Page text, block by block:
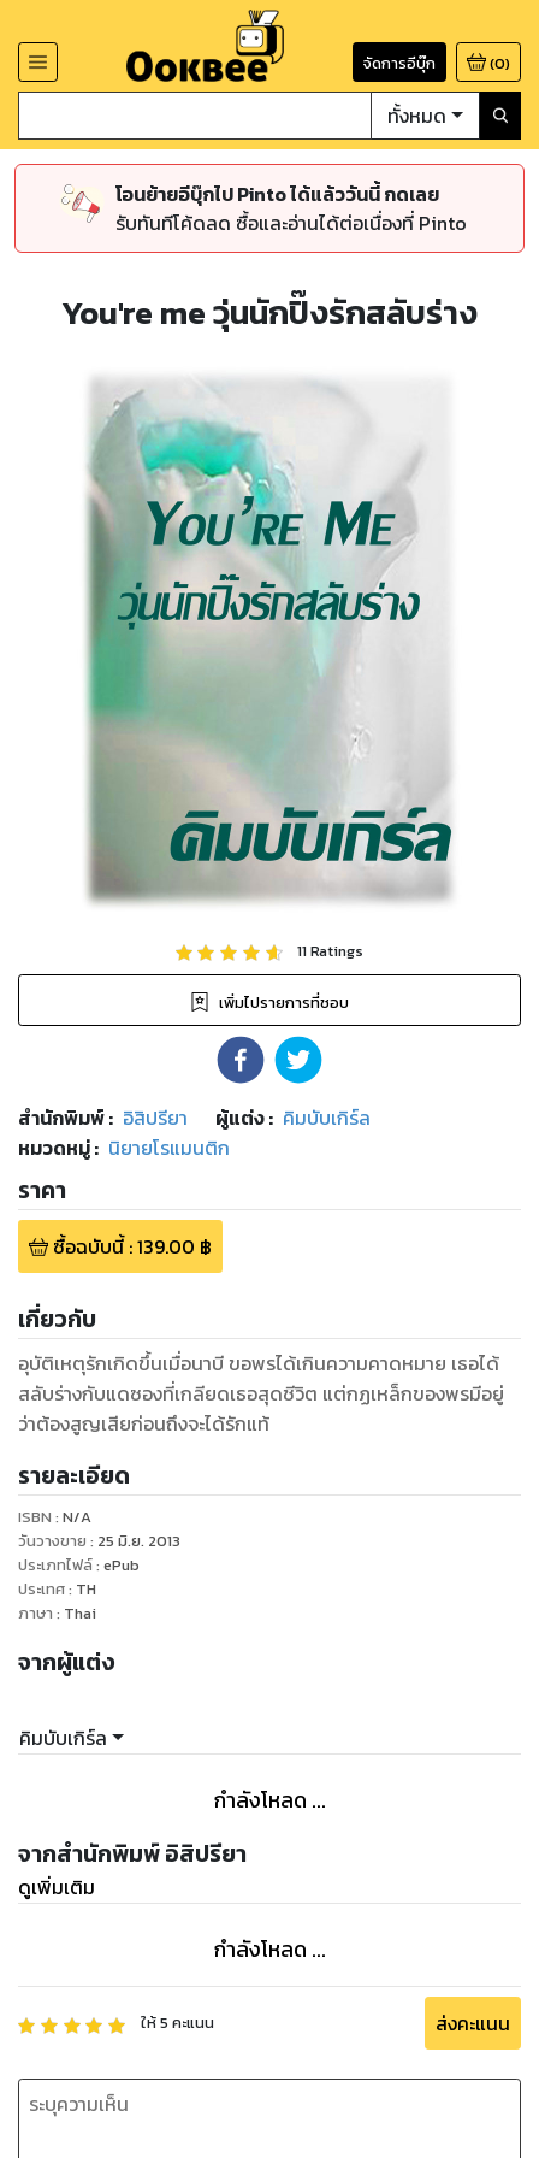
จัดการอีบุ๊ก (0)
ทั้งหมด
โอนย้ายอีบุ๊กไป Pinto ได้แล้ววันนี้ กดเลย
รับทันทีโค้ดลด ซื้อและอ่านได้ต่อเนื่องที่ Pinto
You're me วุ่นนักปิ๊งรักสลับร่าง
11Ratings
เพิ่มไปรายการที่ชอบ
สำนักพิมพ์: อิสิปรียา ผู้แต่ง : คิมบับเกิร์ล
หมวดหมู่: นิยายโรแมนติก
ราคา
ซื้อฉบับนี้:139.00 ฿
เกี่ยวกับ
อุบัติเหตุรักเกิดขึ้นเมื่อนาบี ขอพรได้เกินความคาดหมาย เธอได้
สลับร่างกับแดซองที่เกลียดเธอสุดชีวิต แต่กฏเหล็กของพรมีอยู่
ว่าต้องสูญเสียก่อนถึงจะได้รักแท้
รายละเอียด
ISBN : N/A
วันวางขาย : 25 มิ.ย. 2013
ประเภทไฟล์: ePub
ประเทศ: TH
ภาษา : Thai
จากผู้แต่ง
คิมบับเกิร์ล
กำลังโหลด ...
จากสำนักพิมพ์ อิสิปรียา
ดูเพิ่มเติม
กำลังโหลด ...
ให้5 คะแนน ส่งคะแนน